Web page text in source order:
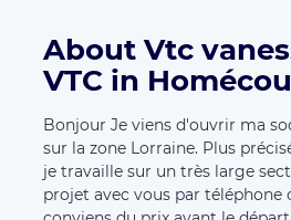
Economique Peugeot 508
3
Services:
Car seat